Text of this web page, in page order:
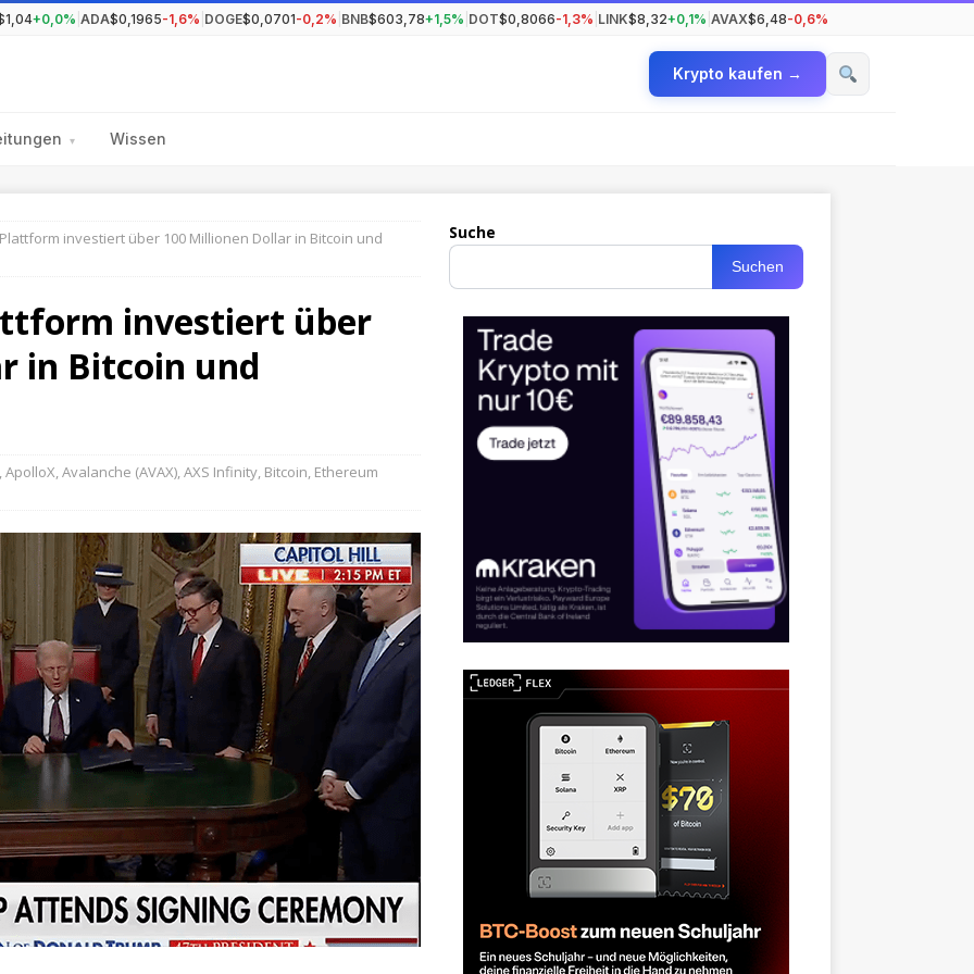
+0,0% ADA$0,1965-1,6% DOGE$0,0701-0,2% BNB$603,78+1,5% DOT$0,8066-1,3% LINK$8,32+0,1% AVAX$6,48-0,6%
Krypto kaufen →
▾ Wissen
investiert über 100 Millionen Dollar in Bitcoin und
investiert über
in Bitcoin und
,ApolloX,Avalanche (AVAX),AXS Infinity, Bitcoin, Ethereum
Suche
Suchen